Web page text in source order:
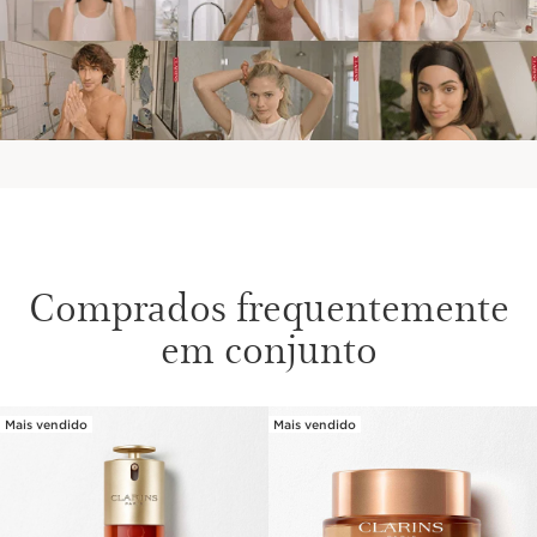
Comprados frequentemente
em conjunto
Mais vendido Mais vendido